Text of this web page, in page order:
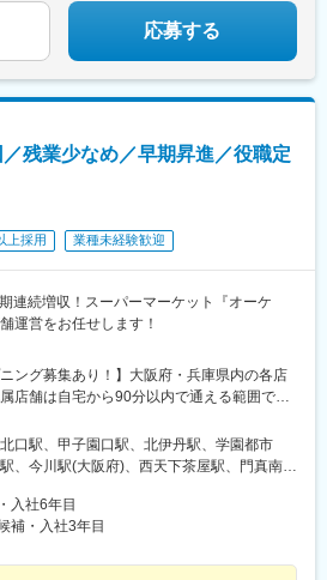
屋駅、新大阪駅、住吉駅(兵庫県・阪神線)、
、中央前橋駅、西千葉駅、新千葉駅、下丸
、笹塚駅、東長崎駅、淡路町駅、競艇場前
駅、宮ノ前駅、京王八王子駅、東門前駅、
野駅、八草駅、味美駅(東海交通線)、高井田
屋駅、御影駅(兵庫県・阪神線)、京成千葉
四丁目駅、大手町駅(東京都)、多摩センター
鈴木町駅
せんか？
応募する
残業少なめ／早期昇進／役職定
上採用 業種未経験歓迎
連続増収！スーパーマーケット『オーケ
運営をお任せします！
ニング募集あり！】大阪府・兵庫県内の各店
店舗は自宅から90分以内で通える範囲で決
異動無し）。なお、希望があれば転居を伴
を検討する場合もございます。※転居を伴う
会社負担（社内規定有）【高井田店】大阪
ブランズ西宮北口101【南武庫之荘店】兵
11-9-6【北伊丹店】兵庫県伊丹市北園1-
区新在家南町1-2-2 サザンモール六甲
口駅、甲子園口駅、北伊丹駅、学園都市
、今川駅(大阪府)、西天下茶屋駅、門真南
Ｒ線)、蒲生四丁目駅
入社6年目
補・入社3年目